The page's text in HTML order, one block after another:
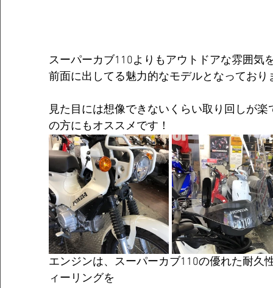
スーパーカブ110よりもアウトドアな雰囲気
前面に出してる魅力的なモデルとなっており
見た目には想像できないくらい取り回しが
の方にもオススメです！
エンジンは、スーパーカブ110の優れた耐久
ィーリングを